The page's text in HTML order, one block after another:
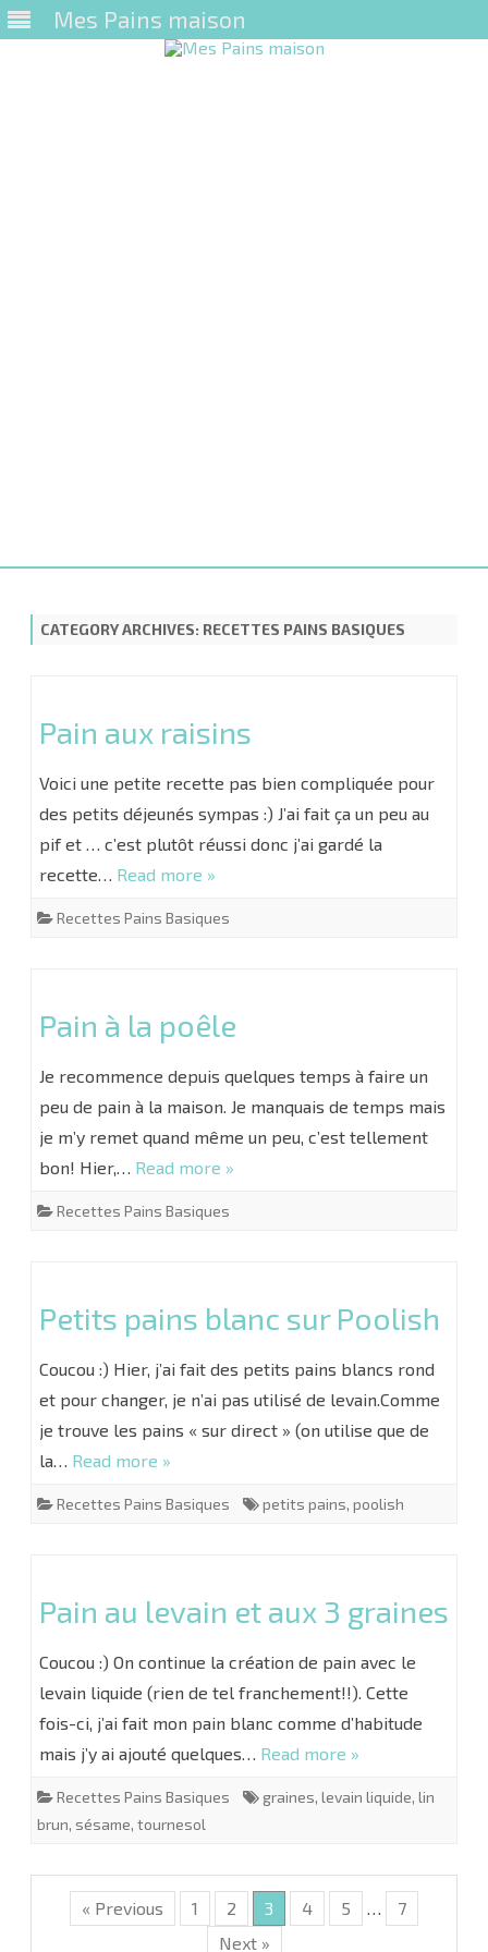
Mes Pains maison
CATEGORY ARCHIVES: RECETTES PAINS BASIQUES
Pain aux raisins
Voici une petite recette pas bien compliquée pour
des petits déjeunés sympas :) J’ai fait ça un peu au
pif et … c’est plutôt réussi donc j’ai gardé la
recette… Read more »
Recettes Pains Basiques
Pain à la poêle
Je recommence depuis quelques temps à faire un
peu de pain à la maison. Je manquais de temps mais
je m’y remet quand même un peu, c’est tellement
bon! Hier,… Read more »
Recettes Pains Basiques
Petits pains blanc sur Poolish
Coucou :) Hier, j’ai fait des petits pains blancs rond
et pour changer, je n’ai pas utilisé de levain.Comme
je trouve les pains « sur direct » (on utilise que de
la… Read more »
Recettes Pains Basiques petits pains, poolish
Pain au levain et aux 3 graines
Coucou :) On continue la création de pain avec le
levain liquide (rien de tel franchement!!). Cette
fois-ci, j’ai fait mon pain blanc comme d’habitude
mais j’y ai ajouté quelques… Read more »
Recettes Pains Basiques graines, levain liquide, lin
brun, sésame, tournesol
« Previous 1 2 3 4 5 …
7
Next »